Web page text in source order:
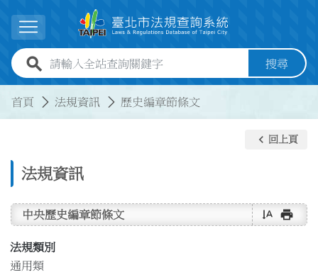
展開選單
全站查詢關鍵字欄位 搜尋
首頁 法規資訊 歷史編章節條文
法規資訊
keyboard_arrow_left 回上頁
中央歷史編章節條文 text_rotate_vertical print
法規類別
通用類